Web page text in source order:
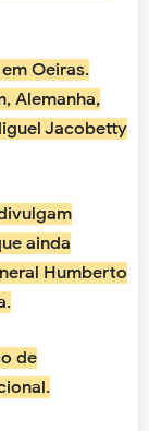
Oeiras.
Alemanha,
Jacobetty
ainda
Humberto
de